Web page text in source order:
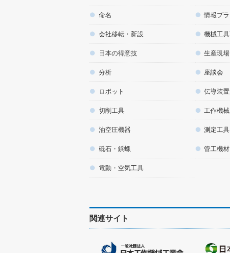
命名 情報プラ
会社移転・新設 機械工
日本の得意技 生産現
分析 座談会
ロボット 伝導装
切削工具 工作機械
油空圧機器 測定工具
砥石・鋲螺 管工機
電動・空気工具
関連サイト